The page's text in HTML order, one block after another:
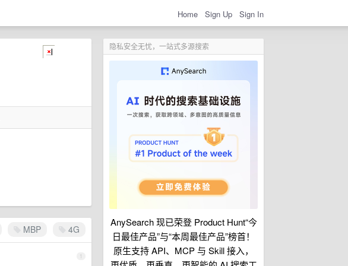
Home Sign Up Sign In
隐私安全无忧，一站式多源搜索
AnySearch 现已荣登 Product Hunt“今
日最佳产品”与“本周最佳产品”榜首！
原生支持 API、MCP 与 Skill 接入，
MBP 4G
1